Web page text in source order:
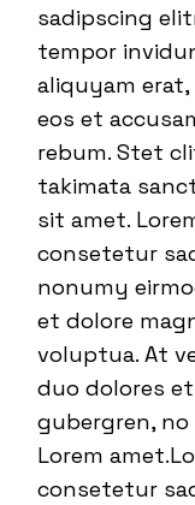
sadipscing
tempor
aliquyam
eos et
rebum. Stet
takimata
sit amet.
consetetur
nonumy
et dolore
voluptua. At
duo dolores
gubergren,
Lorem
consetetur